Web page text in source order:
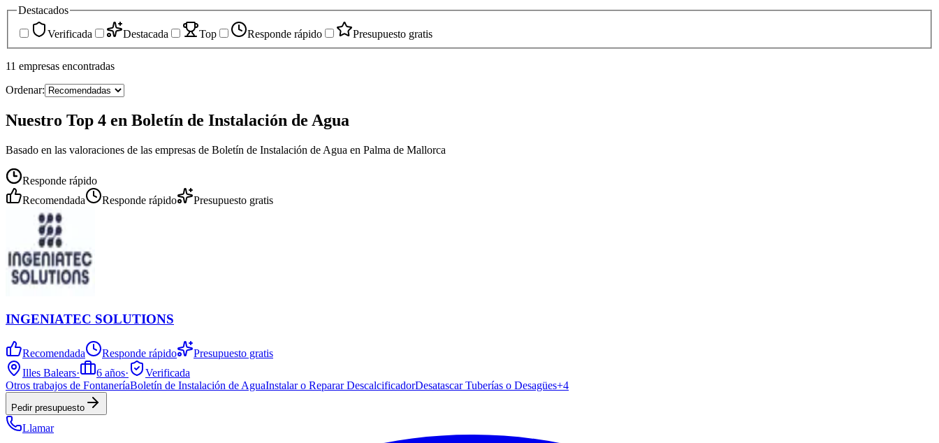
Destacados
Verificada
Destacada Top Responde rápido Presupuesto gratis
11 empresas encontradas
Ordenar:
Nuestro Top 4 en Boletín de Instalación de Agua
Basado en las valoraciones de las empresas de Boletín de Instalación de Agua en Palma de Mallorca
Responde rápido
Recomendada
Responde rápido Presupuesto gratis
INGENIATEC SOLUTIONS
Recomendada Responde rápido
Presupuesto gratis
Illes Balears· 6 años·
Verificada
Otros trabajos de FontaneríaBoletín de Instalación de AguaInstalar o Reparar DescalcificadorDesatascar Tuberías o Desagües+4
Pedir presupuesto
Llamar